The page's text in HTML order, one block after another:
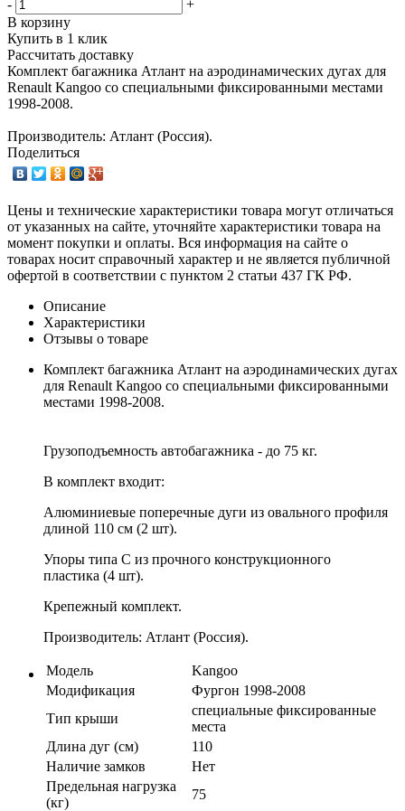
-
+
В корзину
Купить в 1 клик
Рассчитать доставку
Комплект багажника Атлант на аэродинамических дугах для
Renault Kangoo со специальными фиксированными местами
1998-2008.
Производитель: Атлант (Россия).
Поделиться
Цены и технические характеристики товара могут отличаться
от указанных на сайте, уточняйте характеристики товара на
момент покупки и оплаты. Вся информация на сайте о
товарах носит справочный характер и не является публичной
офертой в соответствии с пунктом 2 статьи 437 ГК РФ.
Описание
Характеристики
Отзывы о товаре
Комплект багажника Атлант на аэродинамических дугах
для Renault Kangoo со специальными фиксированными
местами 1998-2008.
Грузоподъемность автобагажника - до 75 кг.
В комплект входит:
Алюминиевые поперечные дуги из овального профиля
длиной 110 см (2 шт).
Упоры типа C из прочного конструкционного
пластика (4 шт).
Крепежный комплект.
Производитель: Атлант (Россия).
Модель
Kangoo
Модификация
Фургон 1998-2008
Тип крыши
специальные фиксированные
места
Длина дуг (см)
110
Наличие замков
Нет
Предельная нагрузка
(кг)
75